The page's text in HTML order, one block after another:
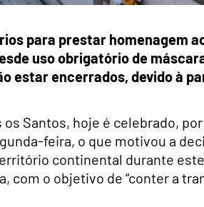
para prestar homenagem
uso obrigatório de
estar encerrados, devido à
Santos, hoje é celebrado,
feira, o que motivou a
continental durante
com o objetivo de “conter a